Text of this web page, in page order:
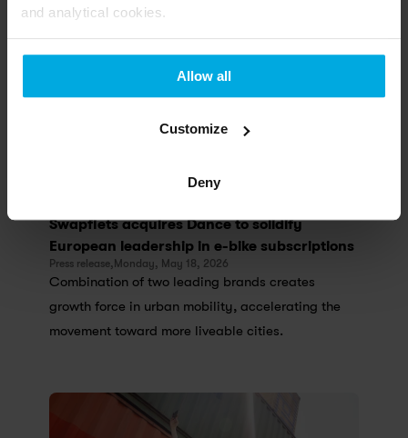
and analytical cookies.
Allow all
Customize
Deny
Swapfiets acquires Dance to solidify
European leadership in e-bike subscriptions
Press release, Monday, May 18, 2026
Combination of two leading brands creates
growth force in urban mobility, accelerating the
movement toward more liveable cities.